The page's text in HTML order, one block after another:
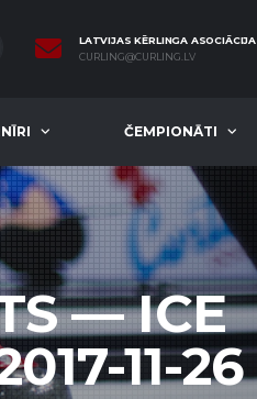
LATVIJAS KĒRLINGA ASOCIĀCIJA
CURLING@CURLING.LV
ČEMPIONĀTI
— ICE
11-26